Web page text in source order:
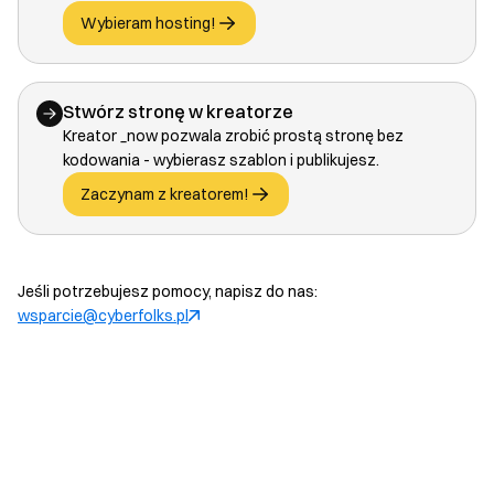
Wybieram hosting!
Stwórz stronę w kreatorze
Kreator _now pozwala zrobić prostą stronę bez
kodowania - wybierasz szablon i publikujesz.
Zaczynam z kreatorem!
Jeśli potrzebujesz pomocy, napisz do nas:
wsparcie@cyberfolks.pl